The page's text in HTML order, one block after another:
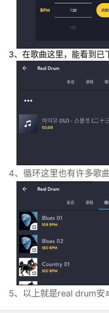
3、在歌曲这里，能看到已
4、循环这里也有许多歌
5、以上就是real drum安